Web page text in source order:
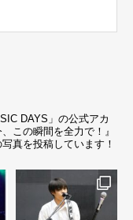
DAYS」の公式アカ
この瞬間を全力で！』
真を投稿しています！